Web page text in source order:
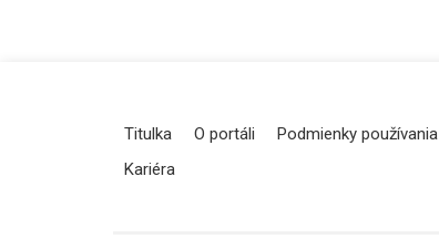
Titulka O portáli Podmienky používania
Kariéra